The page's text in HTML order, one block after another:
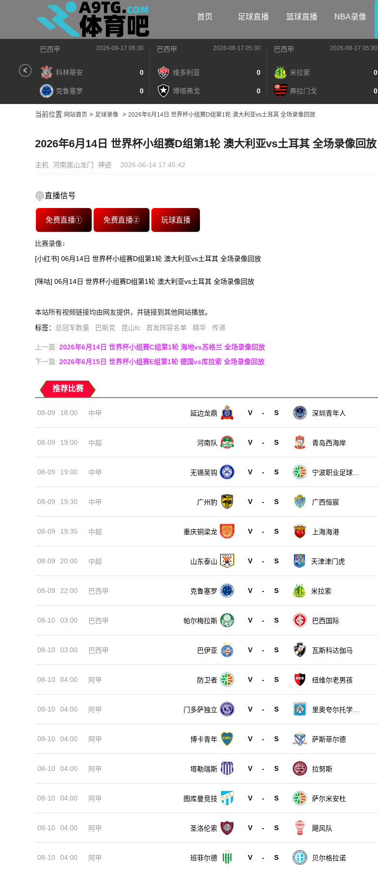
首页 足球直播 篮球直播 NBA录像
巴西甲 2026-08-17 06:30
科林蒂安 0
克鲁塞罗 0
巴西甲 2026-08-17 05:30
维多利亚 0
博塔弗戈 0
巴西甲 2026-08-17 05:30
米拉索 0
弗拉门戈 0
当前位置: 网站首页 > 足球录像 > 2026年6月14日 世界杯小组赛D组第1轮 澳大利亚vs土耳其 全场录像回放
2026年6月14日 世界杯小组赛D组第1轮 澳大利亚vs土耳其 全场录像回放
主机 河南嵩山龙门 神迹 2026-06-14 17:45:42
直播信号
免费直播① 免费直播② 玩球直播
比赛录像↓
[小红书] 06月14日 世界杯小组赛D组第1轮 澳大利亚vs土耳其 全场录像回放
[咪咕] 06月14日 世界杯小组赛D组第1轮 澳大利亚vs土耳其 全场录像回放
本站所有视频链接均由网友提供，并链接到其他网站播放。
标签： 总冠军数量 巴斯克 昆山fc 首发阵容名单 精华 传递
上一篇: 2026年6月14日 世界杯小组赛C组第1轮 海地vs苏格兰 全场录像回放
下一篇: 2026年6月15日 世界杯小组赛E组第1轮 德国vs库拉索 全场录像回放
推荐比赛
08-09 18:00 中甲 延边龙鼎 V - S 深圳青年人
08-09 19:00 中超 河南队 V - S 青岛西海岸
08-09 19:00 中甲 无锡吴钩 V - S
宁波职业足球俱
08-09 19:30 中甲 广州豹 V - S 广西恒宸
08-09 19:35 中超 重庆铜梁龙 V - S 上海海港
08-09 20:00 中超 山东泰山 V - S 天津津门虎
08-09 22:00 巴西甲 克鲁塞罗 V - S 米拉索
08-10 03:00 巴西甲 帕尔梅拉斯 V - S 巴西国际
08-10 03:00 巴西甲 巴伊亚 V - S 瓦斯科达伽马
08-10 04:00 阿甲 防卫者 V - S 纽维尔老男孩
08-10 04:00 阿甲 门多萨独立 V - S
里奥夸尔托学生
08-10 04:00 阿甲 博卡青年 V - S 萨斯菲尔德
08-10 04:00 阿甲 塔勒瑞斯 V - S 拉努斯
08-10 04:00 阿甲 图库曼竞技 V - S 萨尔米安杜
08-10 04:00 阿甲 圣洛伦索 V - S 飓风队
08-10 04:00 阿甲 班菲尔德 V - S 贝尔格拉诺